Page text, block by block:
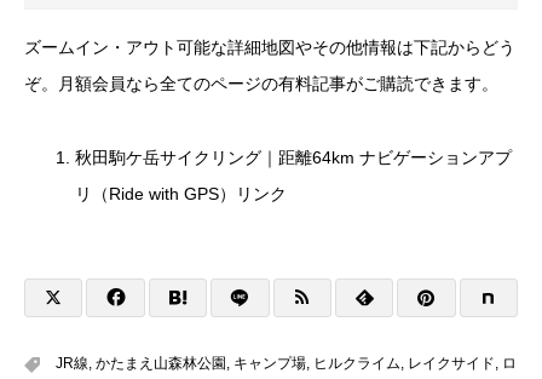
ズームイン・アウト可能な詳細地図やその他情報は下記からどう
ぞ。月額会員なら全てのページの有料記事がご購読できます。
秋田駒ケ岳サイクリング｜距離64km ナビゲーションアプ
リ（Ride with GPS）リンク
JR線, かたまえ山森林公園 , キャンプ場, ヒルクライム, レイクサイド, ロ